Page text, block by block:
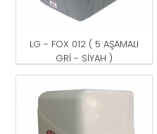
LG - FOX 012 ( 5 AŞAMALI
GRİ - SİYAH )